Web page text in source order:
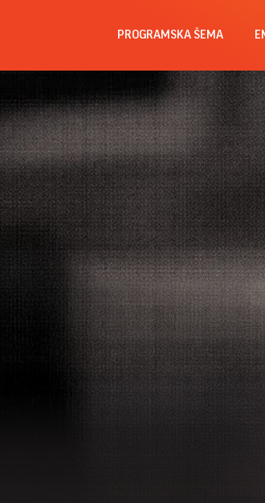
PROGRAMSKA ŠEMA